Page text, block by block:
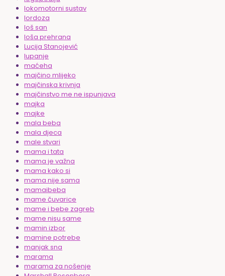
lokomotorni sustav
lordoza
loš san
loša prehrana
Lucija Stanojević
lupanje
maćeha
majčino mlijeko
majčinska krivnja
majčinstvo me ne ispunjava
majka
majke
mala beba
mala djeca
male stvari
mama i tata
mama je važna
mama kako si
mama nije sama
mamaibeba
mame čuvarice
mame i bebe zagreb
mame nisu same
mamin izbor
mamine potrebe
manjak sna
marama
marama za nošenje